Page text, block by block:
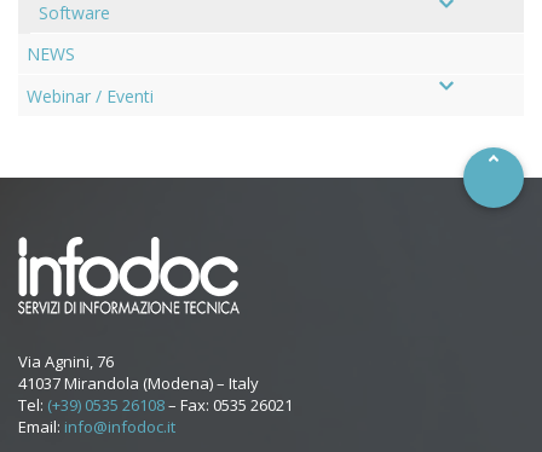
Software
NEWS
Webinar / Eventi
Via Agnini, 76
41037 Mirandola (Modena) – Italy
Tel: (+39) 0535 26108– Fax: 0535 26021
Email: info@infodoc.it